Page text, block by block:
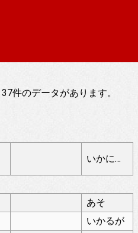
37件のデータがあります。
いかにけいさいがないばあい
あそ
いかるが